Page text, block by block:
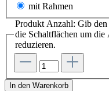
mit Rahmen
Produkt Anzahl: Gib den
die Schaltflächen um die
reduzieren.
In den Warenkorb